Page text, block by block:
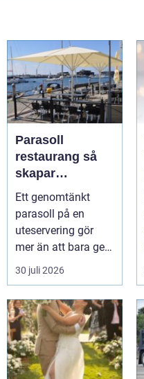
Parasoll
restaurang så
skapar
uteserveringen
rätt känsla året
runt
Ett genomtänkt
parasoll på en
uteservering gör
mer än att bara ge
skugga. Det
påverkar hur länge
gäs...
30 juli 2026